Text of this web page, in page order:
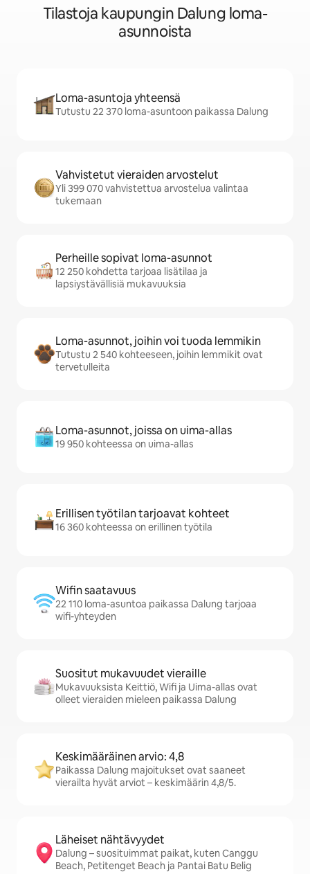
Tilastoja kaupungin Dalung loma-
asunnoista
Loma-asuntoja yhteensä
Tutustu 22 370 loma-asuntoon paikassa Dalung
Vahvistetut vieraiden arvostelut
Yli 399 070 vahvistettua arvostelua valintaa
tukemaan
Perheille sopivat loma-asunnot
12 250 kohdetta tarjoaa lisätilaa ja
lapsiystävällisiä mukavuuksia
Loma-asunnot, joihin voi tuoda lemmikin
Tutustu 2 540 kohteeseen, joihin lemmikit ovat
tervetulleita
Loma-asunnot, joissa on uima-allas
19 950 kohteessa on uima-allas
Erillisen työtilan tarjoavat kohteet
16 360 kohteessa on erillinen työtila
Wifin saatavuus
22 110 loma-asuntoa paikassa Dalung tarjoaa
wifi-yhteyden
Suositut mukavuudet vieraille
Mukavuuksista Keittiö, Wifi ja Uima-allas ovat
olleet vieraiden mieleen paikassa Dalung
Keskimääräinen arvio: 4,8
Paikassa Dalung majoitukset ovat saaneet
vierailta hyvät arviot – keskimäärin 4,8/5.
Läheiset nähtävyydet
Dalung – suosituimmat paikat, kuten Canggu
Beach, Petitenget Beach ja Pantai Batu Belig